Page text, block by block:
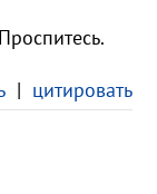
| цитировать